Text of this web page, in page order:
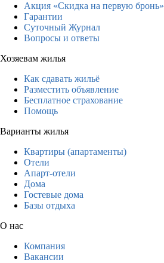
Акция «Скидка на первую бронь»
Гарантии
Суточный Журнал
Вопросы и ответы
Хозяевам жилья
Как сдавать жильё
Разместить объявление
Бесплатное страхование
Помощь
Варианты жилья
Квартиры (апартаменты)
Отели
Апарт-отели
Дома
Гостевые дома
Базы отдыха
О нас
Компания
Вакансии